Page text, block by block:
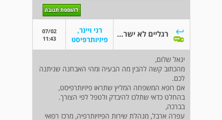
רגליים לא ישרות
רני ויינר,
פיזיותרפיסט
07/02
11:43
יגאל שלום,
מהכתוב קשה להבין מה הבעיה ומהי האבחנה שניתנה
לכם.
אם רופא המשפחה המליץ שתראו פיזיותרפיסט,
בהחלט כדאי שתלכו להיבדק ולטפל לפי הצורך.
בברכה,
עפרה ארבל, מנהלת שירות הפיזיותרפיה, מרכז רפואי